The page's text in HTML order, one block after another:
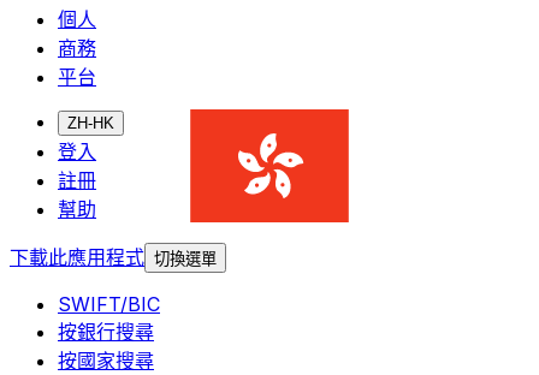
個人
商務
平台
ZH-HK
登入
註冊
幫助
下載此應用程式 切換選單
SWIFT/BIC
按銀行搜尋
按國家搜尋